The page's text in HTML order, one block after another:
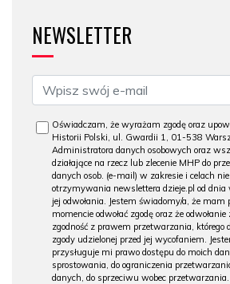
NEWSLETTER
Oświadczam, że wyrażam zgodę oraz
Historii Polski, ul. Gwardii 1, 01-538
Administratora danych osobowych oraz
działające na rzecz lub zlecenie MHP do
danych osob. (e-mail) w zakresie i celach
otrzymywania newslettera dzieje.pl od dnia
jej odwołania. Jestem świadomy/a, że
momencie odwołać zgodę oraz że
zgodność z prawem przetwarzania, którego
zgody udzielonej przed jej wycofaniem.
przysługuje mi prawo dostępu do moich
sprostowania, do ograniczenia
danych, do sprzeciwu wobec przetwarzania.